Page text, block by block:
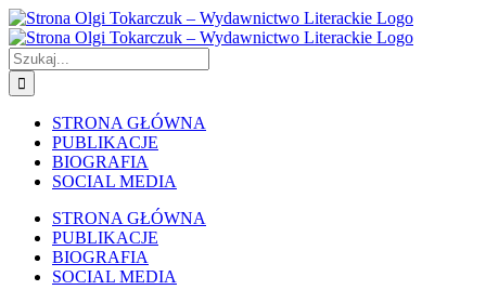
Skip
to
content
Szukaj
STRONA GŁÓWNA
PUBLIKACJE
BIOGRAFIA
SOCIAL MEDIA
STRONA GŁÓWNA
PUBLIKACJE
BIOGRAFIA
SOCIAL MEDIA